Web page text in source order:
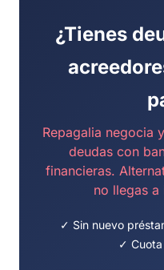
¿Tienes
Repagalia negocia
deudas con
financieras.
no llegas
✓ Sin nuevo
✓ Cuota